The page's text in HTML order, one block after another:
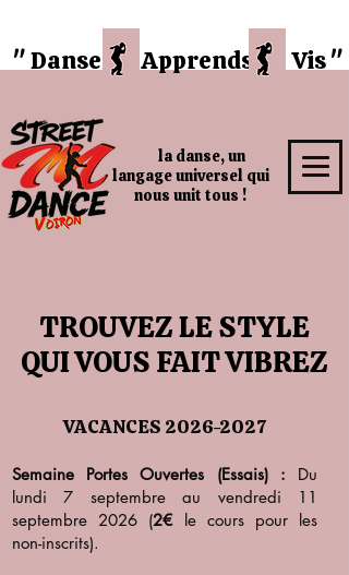
la danse, un
langage universel qui
nous unit tous !
" Danse Apprends Vis "
TROUVEZ LE STYLE
QUI VOUS FAIT VIBREZ
TROUVEZ LE STYLE
QUI VOUS FAIT VIBREZ
VACANCES 2026-2027
Semaine Portes Ouvertes (Essais) : Du
lundi 7 septembre au vendredi 11
septembre 2026 (2€le cours pour les
non-inscrits).